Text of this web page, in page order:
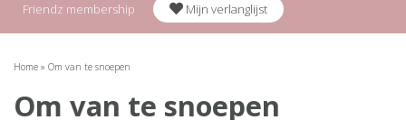
Friendz membership Mijn verlanglijst
Home » Om van te snoepen
Om van te snoepen